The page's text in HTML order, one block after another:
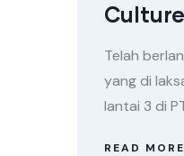
Culture
Telah
yang di
lantai 3 di
READ MORE